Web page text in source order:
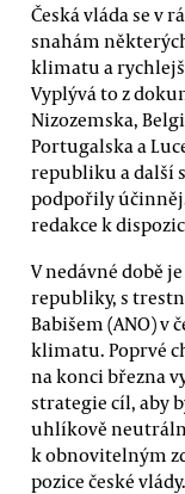
Česká vláda se v
snahám
klimatu a
Vyplývá to z
Nizozemska,
Portugalska a
republiku a další
podpořily
redakce k
V nedávné době
republiky, s
Babišem (ANO) v
klimatu. Poprvé
na konci března
strategie cíl, aby
uhlíkově
k obnovitelným
pozice české vlády.